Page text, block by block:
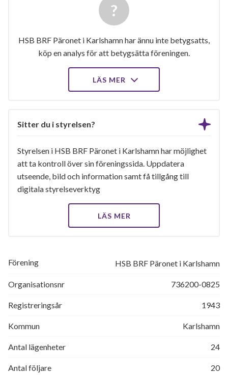
HSB BRF Päronet i Karlshamn har ännu inte betygsatts,
köp en analys för att betygsätta föreningen.
LÄS MER
Sitter du i styrelsen?
Styrelsen i HSB BRF Päronet i Karlshamn har möjlighet
att ta kontroll över sin föreningssida. Uppdatera
utseende, bild och information samt få tillgång till
digitala styrelseverktyg
LÄS MER
Förening HSB BRF Päronet i Karlshamn
Organisationsnr 736200-0825
Registreringsår 1943
Kommun Karlshamn
Antal lägenheter 24
Antal följare 20